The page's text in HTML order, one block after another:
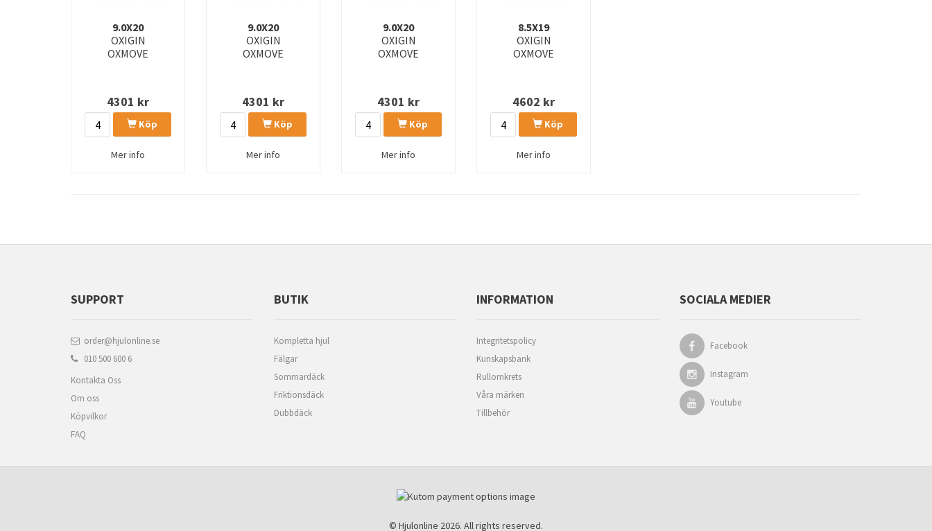
9.0X20
OXIGIN
OXMOVE
4301 kr
Köp
Mer info
9.0X20
OXIGIN
OXMOVE
4301 kr
Köp
Mer info
9.0X20
OXIGIN
OXMOVE
4301 kr
Köp
Mer info
8.5X19
OXIGIN
OXMOVE
4602 kr
Köp
Mer info
SUPPORT
order@hjulonline.se
010 500 600 6
Kontakta Oss
Om oss
Köpvilkor
FAQ
BUTIK
Kompletta hjul
Fälgar
Sommardäck
Friktionsdäck
Dubbdäck
INFORMATION
Integritetspolicy
Kunskapsbank
Rullomkrets
Våra märken
Tillbehör
SOCIALA MEDIER
Facebook
Instagram
Youtube
© Hjulonline 2026. All rights reserved.